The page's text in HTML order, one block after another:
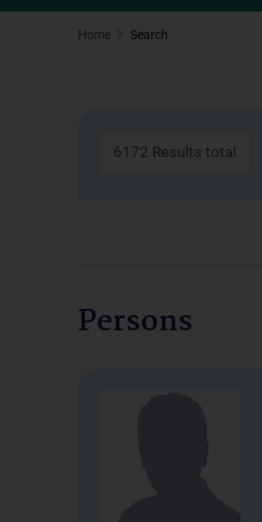
Home Search
6172 Results total
Persons